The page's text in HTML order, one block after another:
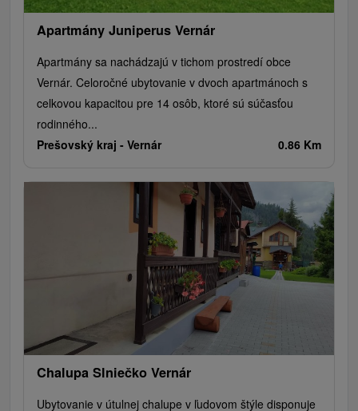
Apartmány Juniperus Vernár
Apartmány sa nachádzajú v tichom prostredí obce
Vernár. Celoročné ubytovanie v dvoch apartmánoch s
celkovou kapacitou pre 14 osôb, ktoré sú súčasťou
rodinného...
Prešovský kraj - Vernár 0.86 Km
Chalupa Slniečko Vernár
Ubytovanie v útulnej chalupe v ľudovom štýle disponuje